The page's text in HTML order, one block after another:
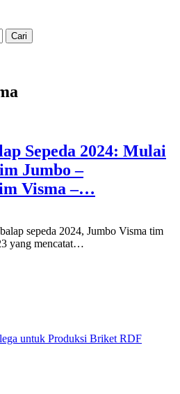
Sepeda 2024: Mulai
Jumbo –
Visma –…
sepeda 2024, Jumbo Visma tim
yang mencatat…
untuk Produksi Briket RDF